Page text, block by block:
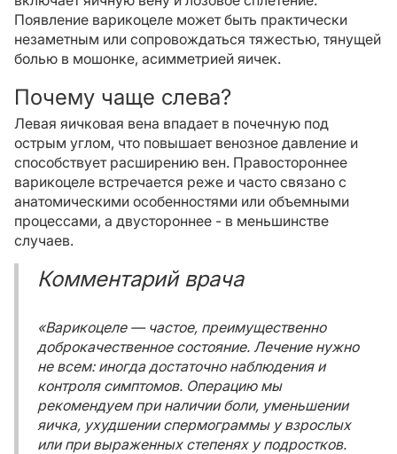
Появление варикоцеле может быть практически
незаметным или сопровождаться тяжестью, тянущей
болью в мошонке, асимметрией яичек.
Почему чаще слева?
Левая яичковая вена впадает в почечную под
острым углом, что повышает венозное давление и
способствует расширению вен. Правостороннее
варикоцеле встречается реже и часто связано с
анатомическими особенностями или объемными
процессами, а двустороннее - в меньшинстве
случаев.
Комментарий врача
«Варикоцеле — частое, преимущественно
доброкачественное состояние. Лечение нужно
не всем: иногда достаточно наблюдения и
контроля симптомов. Операцию мы
рекомендуем при наличии боли, уменьшении
яичка, ухудшении спермограммы у взрослых
или при выраженных степенях у подростков.